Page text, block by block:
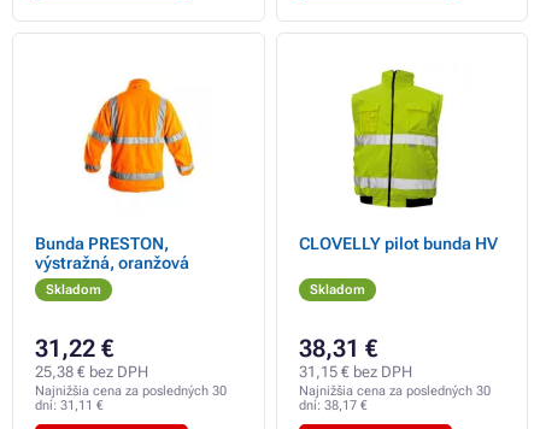
Bunda PRESTON,
výstražná, oranžová
Skladom
31,22 €
25,38 € bez DPH
Najnižšia cena za posledných 30
dní: 31,11 €
CLOVELLY pilot bunda HV
Skladom
38,31 €
31,15 € bez DPH
Najnižšia cena za posledných 30
dní: 38,17 €